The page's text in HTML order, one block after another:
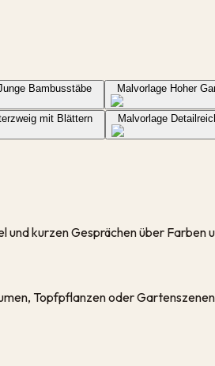
Bambusstäbe Malvorlage Hoher
mit Blättern Malvorlage
kurzen Gesprächen über Farben
Topfpflanzen oder